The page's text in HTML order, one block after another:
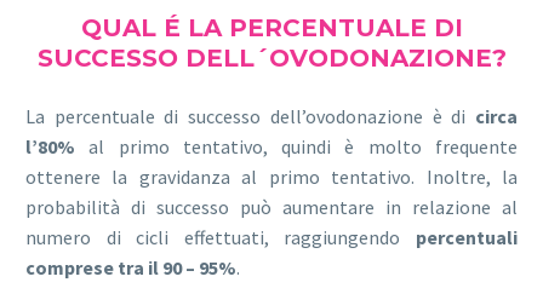
QUAL É LA PERCENTUALE DI
SUCCESSO DELL´OVODONAZIONE?
La percentuale di successo dell’ovodonazione è di circa
l’80% al primo tentativo, quindi è molto frequente
ottenere la gravidanza al primo tentativo. Inoltre, la
probabilità di successo può aumentare in relazione al
numero di cicli effettuati, raggiungendo percentuali
comprese tra il 90 – 95%.